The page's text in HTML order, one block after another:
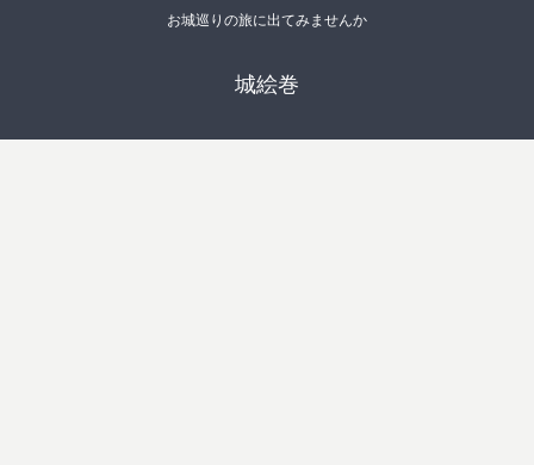
お城巡りの旅に出てみませんか
城絵巻